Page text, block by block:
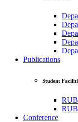
Publications
Student
RUB
Conference